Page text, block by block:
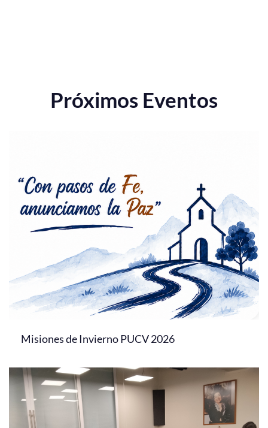
Próximos Eventos
Misiones de Invierno PUCV 2026